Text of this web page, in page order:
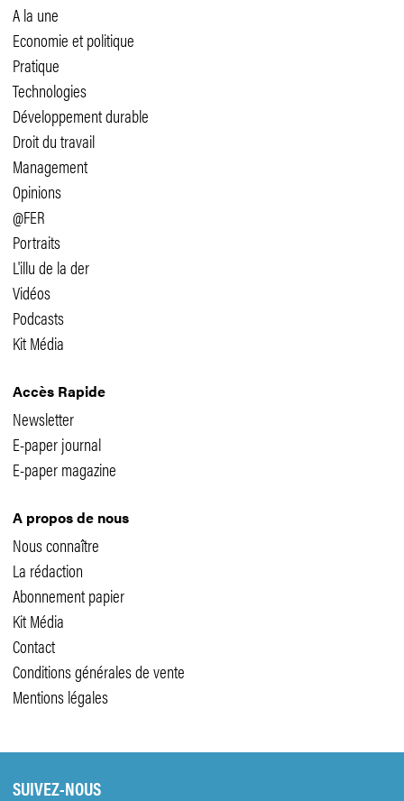
A la une
Economie et politique
Pratique
Technologies
Développement durable
Droit du travail
Management
Opinions
@FER
Portraits
L'illu de la der
Vidéos
Podcasts
Kit Média
Accès Rapide
Newsletter
E-paper journal
E-paper magazine
A propos de nous
Nous connaître
La rédaction
Abonnement papier
Kit Média
Contact
Conditions générales de vente
Mentions légales
SUIVEZ-NOUS